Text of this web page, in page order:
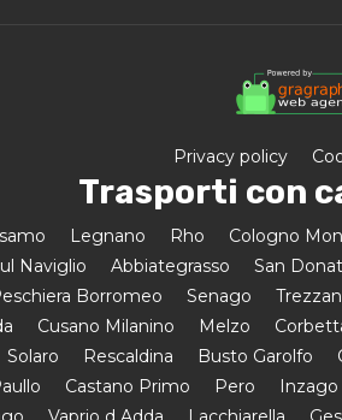
Privacy policy
Trasporti con
Legnano Rho Cologno
Naviglio Abbiategrasso San
Borromeo Senago
Cusano Milanino Melzo
Solaro Rescaldina Busto Garolfo
Castano Primo Pero Inzago